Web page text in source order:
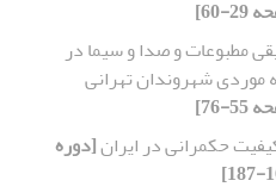
مطبوعات و صدا و سیما در
موردی شهروندان تهرانی
حکمرانی در ایران[دوره